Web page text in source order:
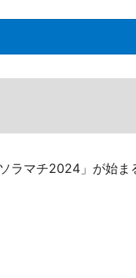
ラマチ2024」が始ま